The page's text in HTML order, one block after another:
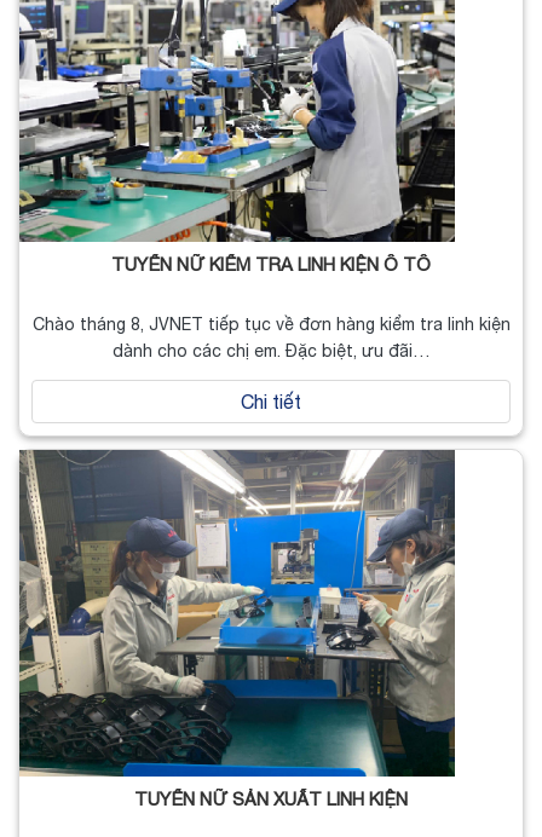
TUYỂN NỮ KIỂM TRA LINH KIỆN Ô TÔ
Chào tháng 8, JVNET tiếp tục về đơn hàng kiểm tra linh kiện
dành cho các chị em. Đặc biệt, ưu đãi…
Chi tiết
TUYỂN NỮ SẢN XUẤT LINH KIỆN